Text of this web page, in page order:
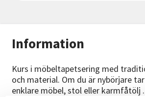
Information
Kurs i möbeltapetsering med
och material. Om du är nybörjare
enklare möbel, stol eller karmfåtölj